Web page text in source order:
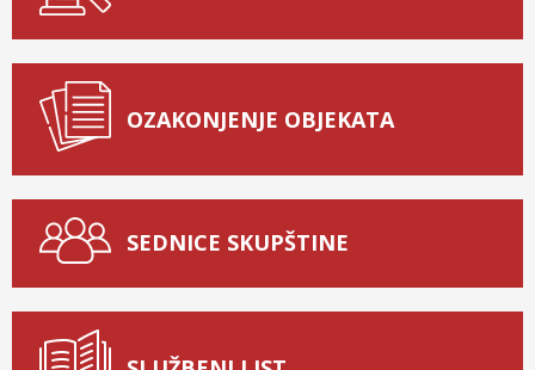
OZAKONJENJE OBJEKATA
SEDNICE SKUPŠTINE